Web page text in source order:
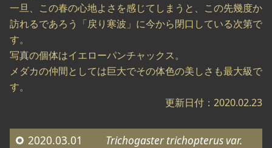
一旦、この春の心地よさを感じてしまうと、この先幾度か
訪れるであろう「戻り寒波」に今から閉口している次第で
す。
写真の個体はイエローパンチャックス。
メダカの仲間としては巨大でその体色の美しさも最大級で
す。
更新日付：2020.02.23
2020.03.01 Trichogaster trichopterus var.